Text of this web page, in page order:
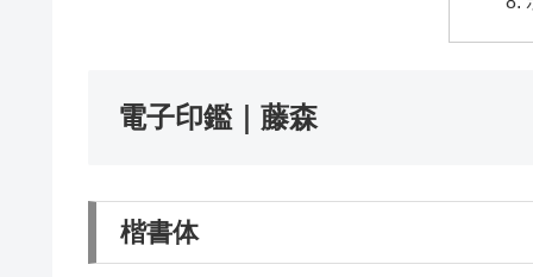
電子印鑑｜藤森
楷書体